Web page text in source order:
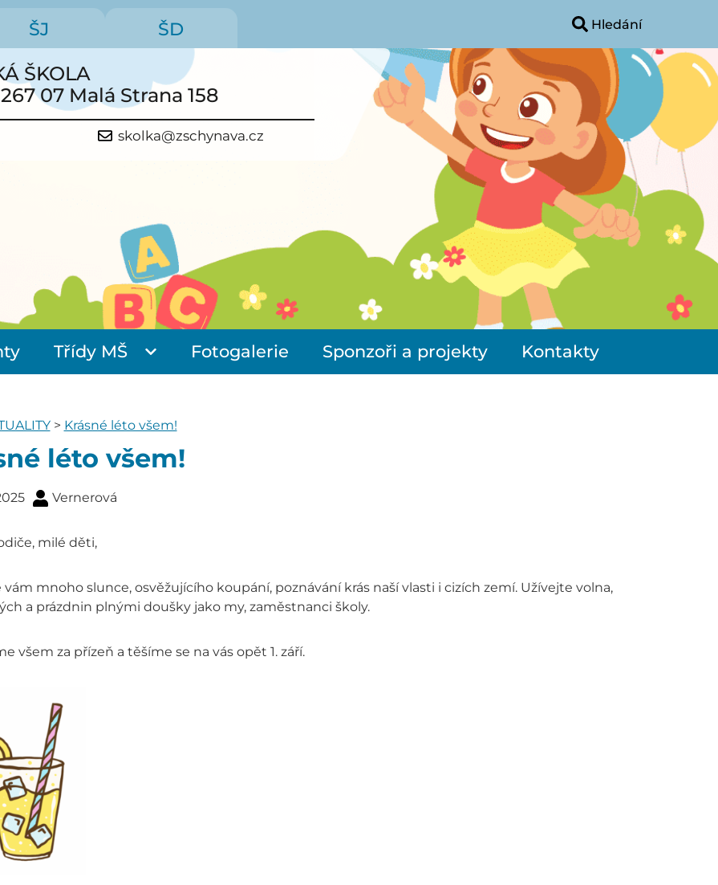
ŠJ ŠD
ŠKOLA
07 Malá Strana 158
skolka@zschynava.cz
Třídy MŠ Fotogalerie Sponzoři a projekty Kontakty
> Krásné léto všem!
léto všem!
Vernerová
milé děti,
mnoho slunce, osvěžujícího koupání, poznávání krás naší vlasti i cizích zemí. Užívejte volna,
a prázdnin plnými doušky jako my, zaměstnanci školy.
všem za přízeň a těšíme se na vás opět 1. září.